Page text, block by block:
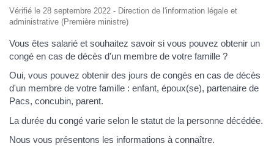
Vérifié le 28 septembre 2022 - Direction de l'information légale et
administrative (Première ministre)
Vous êtes salarié et souhaitez savoir si vous pouvez obtenir un
congé en cas de décès d'un membre de votre famille ?
Oui, vous pouvez obtenir des jours de congés en cas de décès
d'un membre de votre famille : enfant, époux(se), partenaire de
Pacs, concubin, parent.
La durée du congé varie selon le statut de la personne décédée.
Nous vous présentons les informations à connaître.